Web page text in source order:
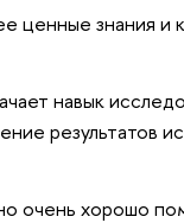
ценные знания
навык
результатов
очень хорошо